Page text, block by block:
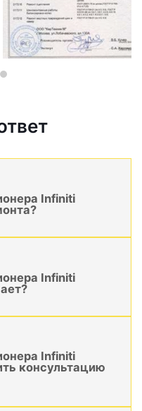
Infiniti
Infiniti
Infiniti
консультацию